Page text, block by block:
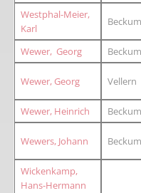
Westphal-Meier,
Karl
Beckum
Wewer, Georg Beckum
Wewer, Georg Vellern
Wewer, Heinrich
Beckum
Wewers, Johann Beckum
Wickenkamp,
Hans-Hermann